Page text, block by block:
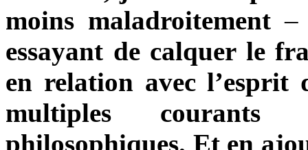
moins maladroitement–
essayant de calquer le
en relation avec
multiples courants
philosophiques. Et en